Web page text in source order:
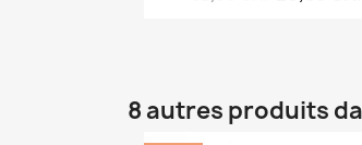
8 autres produits